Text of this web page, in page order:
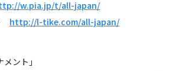
w.pia.jp/t/all-japan/
http://l-tike.com/all-japan/
ント」